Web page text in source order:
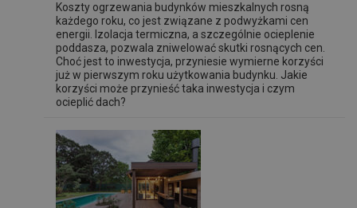
Koszty ogrzewania budynków mieszkalnych rosną
każdego roku, co jest związane z podwyżkami cen
energii. Izolacja termiczna, a szczególnie ocieplenie
poddasza, pozwala zniwelować skutki rosnących cen.
Choć jest to inwestycja, przyniesie wymierne korzyści
już w pierwszym roku użytkowania budynku. Jakie
korzyści może przynieść taka inwestycja i czym
ocieplić dach?